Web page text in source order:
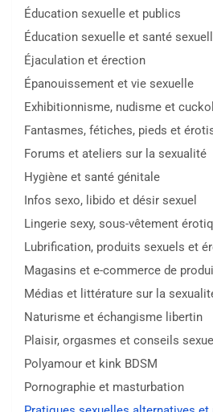
Éducation sexuelle et publics
Éducation sexuelle et santé
Éjaculation et érection
Épanouissement et vie sexuelle
Exhibitionnisme, nudisme et
Fantasmes, fétiches, pieds et
Forums et ateliers sur la sexualité
Hygiène et santé génitale
Infos sexo, libido et désir sexuel
Lingerie sexy, sous-vêtement
Lubrification, produits sexuels et
Magasins et e-commerce de
Médias et littérature sur la
Naturisme et échangisme libertin
Plaisir, orgasmes et conseils
Polyamour et kink BDSM
Pornographie et masturbation